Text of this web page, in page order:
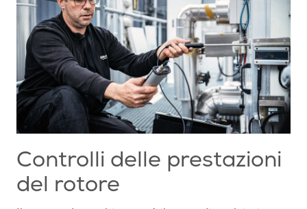
Controlli delle prestazioni
del rotore